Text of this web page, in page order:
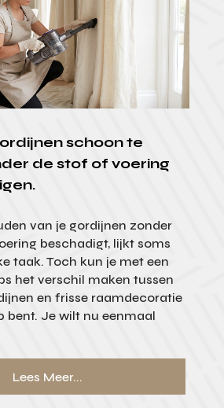
schoon te
de stof of voering
van je gordijnen zonder
beschadigt, lijkt soms
taak. Toch kun je met een
het verschil maken tussen
en frisse raamdecoratie
bent. Je wilt nu eenmaal
Lees Meer...